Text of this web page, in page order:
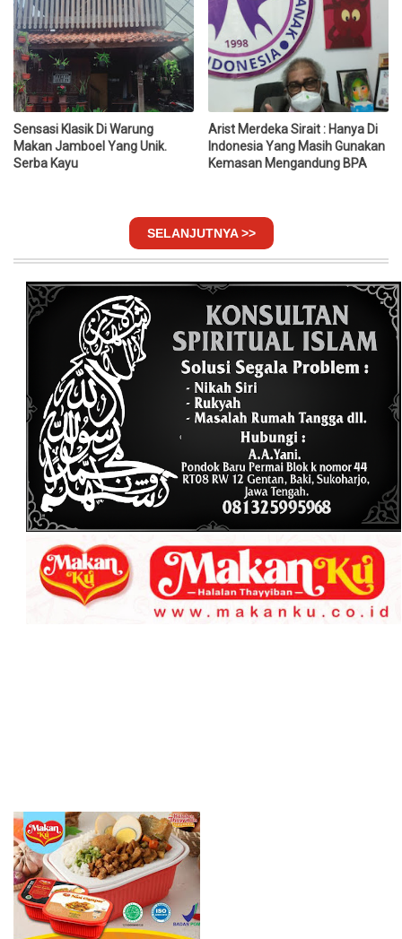
Sensasi Klasik Di Warung
Makan Jamboel Yang Unik.
Serba Kayu
Arist Merdeka Sirait : Hanya Di
Indonesia Yang Masih Gunakan
Kemasan Mengandung BPA
SELANJUTNYA >>